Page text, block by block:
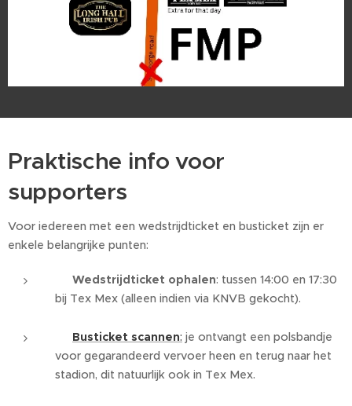
Praktische info voor
supporters ℹ️
Voor iedereen met een wedstrijdticket en busticket zijn er
enkele belangrijke punten:
Wedstrijdticket ophalen: tussen 14:00 en 17:30
bij Tex Mex (alleen indien via KNVB gekocht).
Busticket scannen: je ontvangt een polsbandje
voor gegarandeerd vervoer heen en terug naar het
stadion, dit natuurlijk ook in Tex Mex.